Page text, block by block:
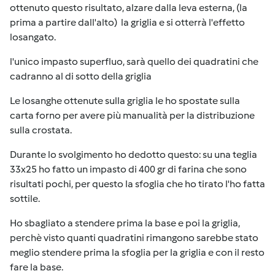
ottenuto questo risultato, alzare dalla leva esterna, (la
prima a partire dall'alto) la griglia e si otterrà l'effetto
losangato.
l'unico impasto superfluo, sarà quello dei quadratini che
cadranno al di sotto della griglia
Le losanghe ottenute sulla griglia le ho spostate sulla
carta forno per avere più manualità per la distribuzione
sulla crostata.
Durante lo svolgimento ho dedotto questo: su una teglia
33x25 ho fatto un impasto di 400 gr di farina che sono
risultati pochi, per questo la sfoglia che ho tirato l'ho fatta
sottile.
Ho sbagliato a stendere prima la base e poi la griglia,
perchè visto quanti quadratini rimangono sarebbe stato
meglio stendere prima la sfoglia per la griglia e con il resto
fare la base.